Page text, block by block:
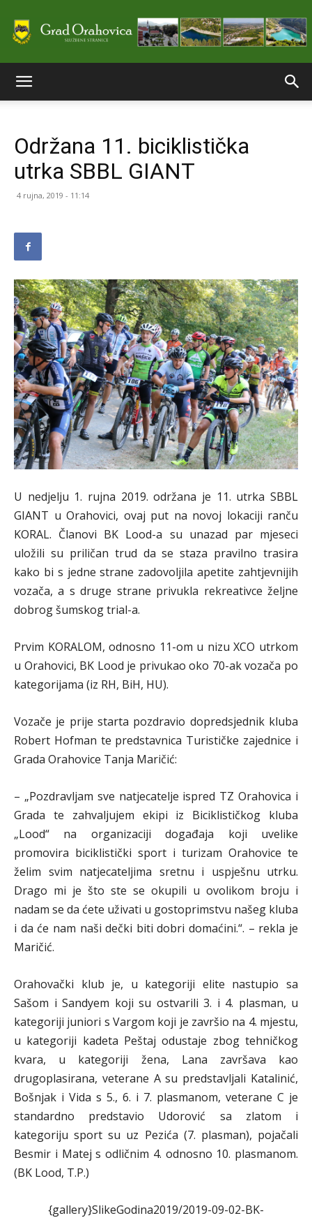
stranice
Održana 11. biciklistička
utrka SBBL GIANT
4 rujna, 2019 - 11:14
U nedjelju 1. rujna 2019. održana je 11. utrka SBBL
GIANT u Orahovici, ovaj put na novoj lokaciji ranču
KORAL. Članovi BK Lood-a su unazad par mjeseci
uložili su priličan trud da se staza pravilno trasira
kako bi s jedne strane zadovoljila apetite zahtjevnijih
vozača, a s druge strane privukla rekreativce željne
dobrog šumskog trial-a.
Prvim KORALOM, odnosno 11-om u nizu XCO utrkom
u Orahovici, BK Lood je privukao oko 70-ak vozača po
kategorijama (iz RH, BiH, HU).
Vozače je prije starta pozdravio dopredsjednik kluba
Robert Hofman te predstavnica Turističke zajednice i
Grada Orahovice Tanja Maričić:
– „Pozdravljam sve natjecatelje ispred TZ Orahovica i
Grada te zahvaljujem ekipi iz Biciklističkog kluba
„Lood“ na organizaciji događaja koji uvelike
promovira biciklistički sport i turizam Orahovice te
želim svim natjecateljima sretnu i uspješnu utrku.
Drago mi je što ste se okupili u ovolikom broju i
nadam se da ćete uživati u gostoprimstvu našeg kluba
i da će nam naši dečki biti dobri domaćini.“. – rekla je
Maričić.
Orahovački klub je, u kategoriji elite nastupio sa
Sašom i Sandyem koji su ostvarili 3. i 4. plasman, u
kategoriji juniori s Vargom koji je završio na 4. mjestu,
u kategoriji kadeta Peštaj odustaje zbog tehničkog
kvara, u kategoriji žena, Lana završava kao
drugoplasirana, veterane A su predstavljali Katalinić,
Bošnjak i Vida s 5., 6. i 7. plasmanom, veterane C je
standardno predstavio Udorović sa zlatom i
kategoriju sport su uz Pezića (7. plasman), pojačali
Besmir i Matej s odličnim 4. odnosno 10. plasmanom.
(BK Lood, T.P.)
{gallery}SlikeGodina2019/2019-09-02-BK-